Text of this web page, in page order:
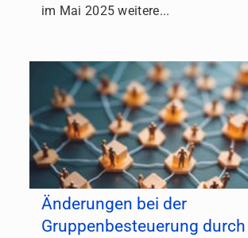
im Mai 2025 weitere...
Änderungen bei der
Gruppenbesteuerung